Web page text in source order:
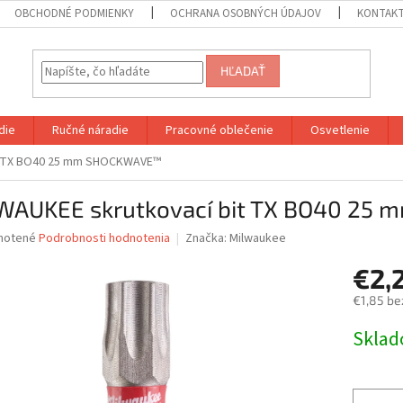
OBCHODNÉ PODMIENKY OCHRANA OSOBNÝCH ÚDAJOV
HĽADAŤ
Ručné náradie Pracovné oblečenie Osvetlenie
BO40 25 mm SHOCKWAVE™
skrutkovací bit TX BO40 25
Podrobnosti hodnotenia Značka: Milwaukee
€1,85
cena: